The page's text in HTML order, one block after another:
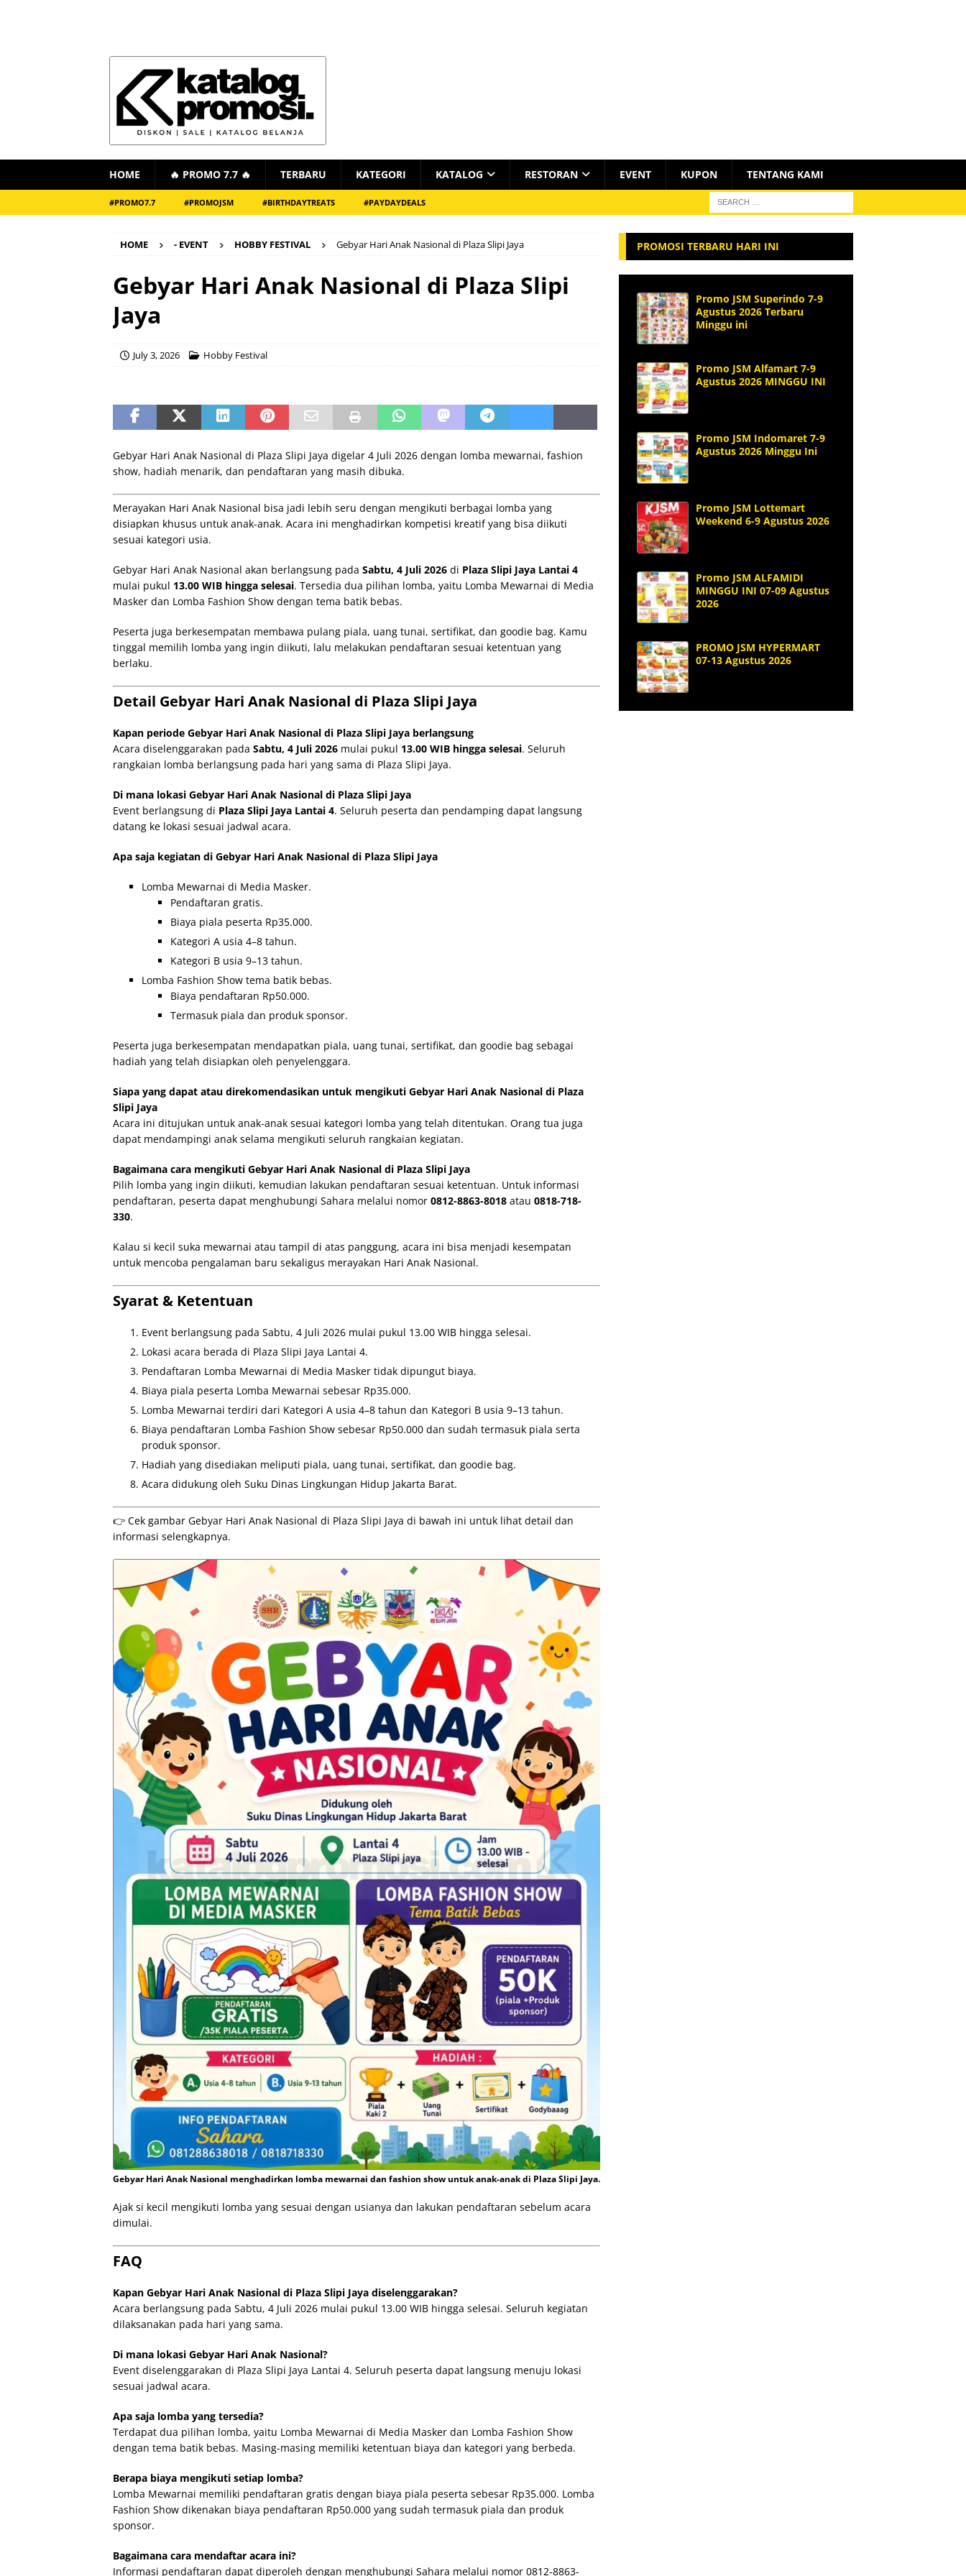
HOME 🔥 PROMO 7.7 🔥 TERBARU KATEGORI KATALOG RESTORAN EVENT KUPON TENTANG KAMI
#PROMO7.7 #PROMOJSM #BIRTHDAYTREATS #PAYDAYDEALS
HOME - EVENT HOBBY FESTIVAL Gebyar Hari Anak Nasional di Plaza Slipi Jaya
Gebyar Hari Anak Nasional di Plaza Slipi
Jaya
July 3, 2026 Hobby Festival
Gebyar Hari Anak Nasional di Plaza Slipi Jaya digelar 4 Juli 2026 dengan lomba mewarnai, fashion
show, hadiah menarik, dan pendaftaran yang masih dibuka.
Merayakan Hari Anak Nasional bisa jadi lebih seru dengan mengikuti berbagai lomba yang
disiapkan khusus untuk anak-anak. Acara ini menghadirkan kompetisi kreatif yang bisa diikuti
sesuai kategori usia.
Gebyar Hari Anak Nasional akan berlangsung pada Sabtu, 4 Juli 2026 di Plaza Slipi Jaya Lantai 4
mulai pukul 13.00 WIB hingga selesai. Tersedia dua pilihan lomba, yaitu Lomba Mewarnai di Media
Masker dan Lomba Fashion Show dengan tema batik bebas.
Peserta juga berkesempatan membawa pulang piala, uang tunai, sertifikat, dan goodie bag. Kamu
tinggal memilih lomba yang ingin diikuti, lalu melakukan pendaftaran sesuai ketentuan yang
berlaku.
Detail Gebyar Hari Anak Nasional di Plaza Slipi Jaya
Kapan periode Gebyar Hari Anak Nasional di Plaza Slipi Jaya berlangsung
Acara diselenggarakan pada Sabtu, 4 Juli 2026 mulai pukul 13.00 WIB hingga selesai. Seluruh
rangkaian lomba berlangsung pada hari yang sama di Plaza Slipi Jaya.
Di mana lokasi Gebyar Hari Anak Nasional di Plaza Slipi Jaya
Event berlangsung di Plaza Slipi Jaya Lantai 4. Seluruh peserta dan pendamping dapat langsung
datang ke lokasi sesuai jadwal acara.
Apa saja kegiatan di Gebyar Hari Anak Nasional di Plaza Slipi Jaya
Lomba Mewarnai di Media Masker.
Pendaftaran gratis.
Biaya piala peserta Rp35.000.
Kategori A usia 4–8 tahun.
Kategori B usia 9–13 tahun.
Lomba Fashion Show tema batik bebas.
Biaya pendaftaran Rp50.000.
Termasuk piala dan produk sponsor.
Peserta juga berkesempatan mendapatkan piala, uang tunai, sertifikat, dan goodie bag sebagai
hadiah yang telah disiapkan oleh penyelenggara.
Siapa yang dapat atau direkomendasikan untuk mengikuti Gebyar Hari Anak Nasional di Plaza
Slipi Jaya
Acara ini ditujukan untuk anak-anak sesuai kategori lomba yang telah ditentukan. Orang tua juga
dapat mendampingi anak selama mengikuti seluruh rangkaian kegiatan.
Bagaimana cara mengikuti Gebyar Hari Anak Nasional di Plaza Slipi Jaya
Pilih lomba yang ingin diikuti, kemudian lakukan pendaftaran sesuai ketentuan. Untuk informasi
pendaftaran, peserta dapat menghubungi Sahara melalui nomor 0812-8863-8018 atau 0818-718-
330.
Kalau si kecil suka mewarnai atau tampil di atas panggung, acara ini bisa menjadi kesempatan
untuk mencoba pengalaman baru sekaligus merayakan Hari Anak Nasional.
Syarat & Ketentuan
Event berlangsung pada Sabtu, 4 Juli 2026 mulai pukul 13.00 WIB hingga selesai.
Lokasi acara berada di Plaza Slipi Jaya Lantai 4.
Pendaftaran Lomba Mewarnai di Media Masker tidak dipungut biaya.
Biaya piala peserta Lomba Mewarnai sebesar Rp35.000.
Lomba Mewarnai terdiri dari Kategori A usia 4–8 tahun dan Kategori B usia 9–13 tahun.
Biaya pendaftaran Lomba Fashion Show sebesar Rp50.000 dan sudah termasuk piala serta
produk sponsor.
Hadiah yang disediakan meliputi piala, uang tunai, sertifikat, dan goodie bag.
Acara didukung oleh Suku Dinas Lingkungan Hidup Jakarta Barat.
👉 Cek gambar Gebyar Hari Anak Nasional di Plaza Slipi Jaya di bawah ini untuk lihat detail dan
informasi selengkapnya.
Gebyar Hari Anak Nasional menghadirkan lomba mewarnai dan fashion show untuk anak-anak di Plaza Slipi Jaya.
Ajak si kecil mengikuti lomba yang sesuai dengan usianya dan lakukan pendaftaran sebelum acara
dimulai.
FAQ
Kapan Gebyar Hari Anak Nasional di Plaza Slipi Jaya diselenggarakan?
Acara berlangsung pada Sabtu, 4 Juli 2026 mulai pukul 13.00 WIB hingga selesai. Seluruh kegiatan
dilaksanakan pada hari yang sama.
Di mana lokasi Gebyar Hari Anak Nasional?
Event diselenggarakan di Plaza Slipi Jaya Lantai 4. Seluruh peserta dapat langsung menuju lokasi
sesuai jadwal acara.
Apa saja lomba yang tersedia?
Terdapat dua pilihan lomba, yaitu Lomba Mewarnai di Media Masker dan Lomba Fashion Show
dengan tema batik bebas. Masing-masing memiliki ketentuan biaya dan kategori yang berbeda.
Berapa biaya mengikuti setiap lomba?
Lomba Mewarnai memiliki pendaftaran gratis dengan biaya piala peserta sebesar Rp35.000. Lomba
Fashion Show dikenakan biaya pendaftaran Rp50.000 yang sudah termasuk piala dan produk
sponsor.
Bagaimana cara mendaftar acara ini?
Informasi pendaftaran dapat diperoleh dengan menghubungi Sahara melalui nomor 0812-8863-
PROMOSI TERBARU HARI INI
Promo JSM Superindo 7-9
Agustus 2026 Terbaru
Minggu ini
Promo JSM Alfamart 7-9
Agustus 2026 MINGGU INI
Promo JSM Indomaret 7-9
Agustus 2026 Minggu Ini
Promo JSM Lottemart
Weekend 6-9 Agustus 2026
Promo JSM ALFAMIDI
MINGGU INI 07-09 Agustus
2026
PROMO JSM HYPERMART
07-13 Agustus 2026